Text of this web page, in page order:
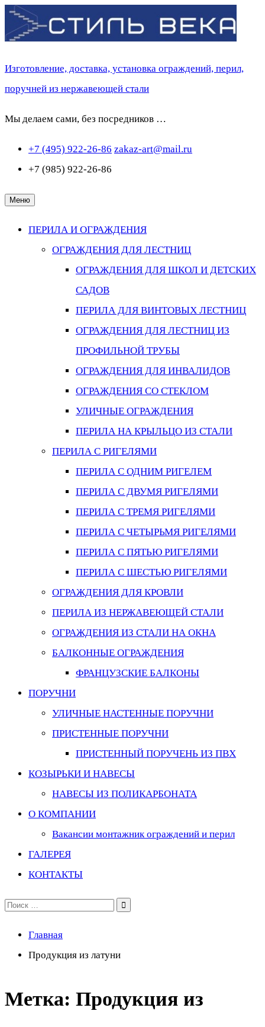
Перейти
к
Изготовление, доставка, установка ограждений, перил,
поручней из нержавеющей стали
Мы делаем сами, без посредников …
+7 (495) 922-26-86 zakaz-art@mail.ru
+7 (985) 922-26-86
Меню
ПЕРИЛА И ОГРАЖДЕНИЯ
ОГРАЖДЕНИЯ ДЛЯ ЛЕСТНИЦ
ОГРАЖДЕНИЯ ДЛЯ ШКОЛ И ДЕТСКИХ
САДОВ
ПЕРИЛА ДЛЯ ВИНТОВЫХ ЛЕСТНИЦ
ОГРАЖДЕНИЯ ДЛЯ ЛЕСТНИЦ ИЗ
ПРОФИЛЬНОЙ ТРУБЫ
ОГРАЖДЕНИЯ ДЛЯ ИНВАЛИДОВ
ОГРАЖДЕНИЯ СО СТЕКЛОМ
УЛИЧНЫЕ ОГРАЖДЕНИЯ
ПЕРИЛА НА КРЫЛЬЦО ИЗ СТАЛИ
ПЕРИЛА С РИГЕЛЯМИ
ПЕРИЛА С ОДНИМ РИГЕЛЕМ
ПЕРИЛА С ДВУМЯ РИГЕЛЯМИ
ПЕРИЛА С ТРЕМЯ РИГЕЛЯМИ
ПЕРИЛА С ЧЕТЫРЬМЯ РИГЕЛЯМИ
ПЕРИЛА С ПЯТЬЮ РИГЕЛЯМИ
ПЕРИЛА С ШЕСТЬЮ РИГЕЛЯМИ
ОГРАЖДЕНИЯ ДЛЯ КРОВЛИ
ПЕРИЛА ИЗ НЕРЖАВЕЮЩЕЙ СТАЛИ
ОГРАЖДЕНИЯ ИЗ СТАЛИ НА ОКНА
БАЛКОННЫЕ ОГРАЖДЕНИЯ
ФРАНЦУЗСКИЕ БАЛКОНЫ
ПОРУЧНИ
УЛИЧНЫЕ НАСТЕННЫЕ ПОРУЧНИ
ПРИСТЕННЫЕ ПОРУЧНИ
ПРИСТЕННЫЙ ПОРУЧЕНЬ ИЗ ПВХ
КОЗЫРЬКИ И НАВЕСЫ
НАВЕСЫ ИЗ ПОЛИКАРБОНАТА
О КОМПАНИИ
Вакансии монтажник ограждений и перил
ГАЛЕРЕЯ
КОНТАКТЫ
Поиск
Главная
Продукция из латуни
Метка: Продукция из